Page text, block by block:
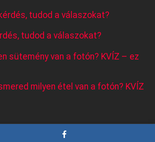
tudod a válaszokat?
tudod a válaszokat?
sütemény van a fotón? KVÍZ – ez
milyen étel van a fotón? KVÍZ
© divatkommando.hu